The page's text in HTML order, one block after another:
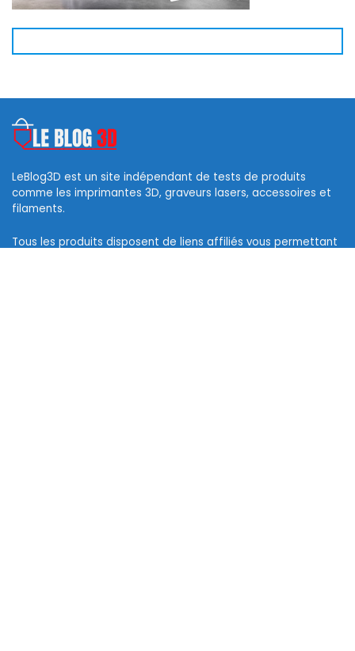
LeBlog3D est un site indépendant de tests de produits
comme les imprimantes 3D, graveurs lasers, accessoires et
filaments.
Tous les produits disposent de liens affiliés vous permettant